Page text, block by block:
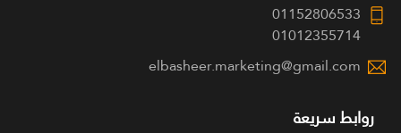
01152806533
01012355714
elbasheer.marketing@gmail.com
روابط سريعة